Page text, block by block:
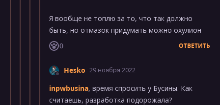
Я вообще не топлю за то, что так должно
быть, но отмазок придумать можно охулион
0
ОТВЕТИТЬ
Hesko 29 ноября 2022
inpwbusina, время спросить у Бусины. Как
считаешь, разработка подорожала?